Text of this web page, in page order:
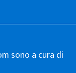
sono a cura di